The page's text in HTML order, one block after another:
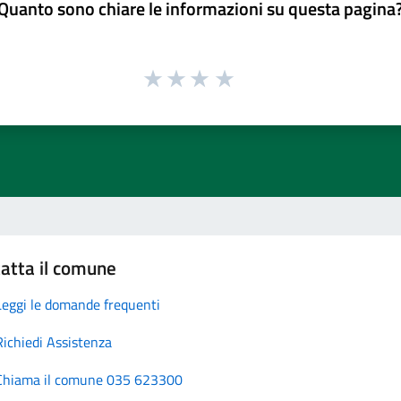
sono chiare le informazioni su questa
il comune
le domande frequenti
Assistenza
il comune 035 623300